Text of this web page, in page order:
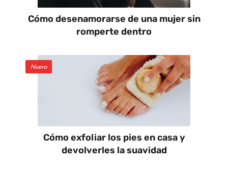
Cómo desenamorarse de una mujer sin
romperte dentro
Nuevo
Cómo exfoliar los pies en casa y
devolverles la suavidad